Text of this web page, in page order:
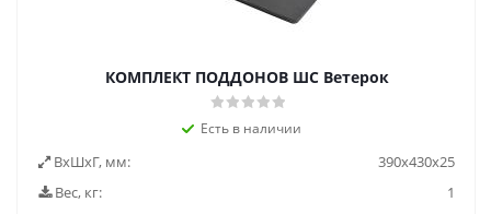
КОМПЛЕКТ ПОДДОНОВ ШС Ветерок
Есть в наличии
ВxШxГ, мм:
390x430x25
Вес, кг:
1